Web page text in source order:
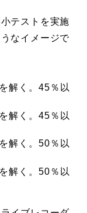
テストを実施
なイメージで
解く。45％以
解く。45％以
解く。50％以
解く。50％以